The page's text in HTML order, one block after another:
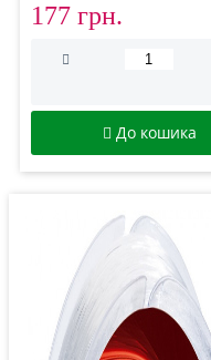
177 грн.
До кошика